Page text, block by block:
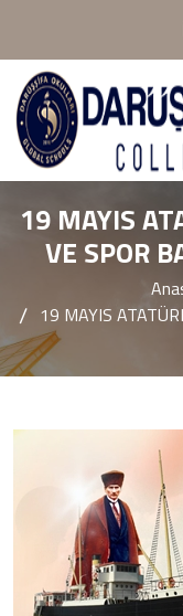
19 MAYIS
VE SPOR
19 MAYIS